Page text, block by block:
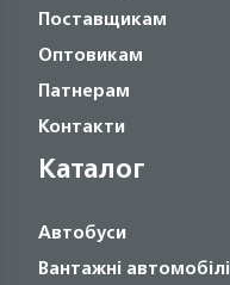
Поставщикам
Оптовикам
Патнерам
Контакти
Каталог
Автобуси
Вантажні автомобілі